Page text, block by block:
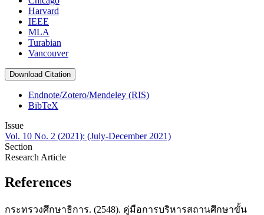
Harvard
IEEE
MLA
Turabian
Vancouver
Download Citation
Endnote/Zotero/Mendeley (RIS)
BibTeX
Issue
Vol. 10 No. 2 (2021): (July-December 2021)
Section
Research Article
References
กระทรวงศึกษาธิการ. (2548). คู่มือการบริหารสถานศึกษาขั้น